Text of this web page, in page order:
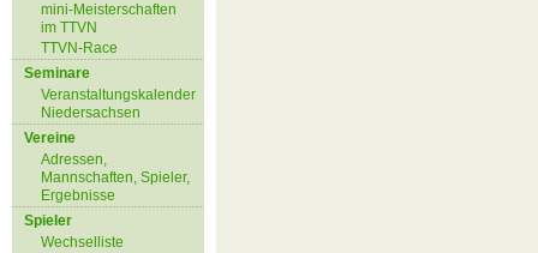
mini-Meisterschaften
im TTVN
TTVN-Race
Seminare
Veranstaltungskalender
Niedersachsen
Vereine
Adressen,
Mannschaften, Spieler,
Ergebnisse
Spieler
Wechselliste